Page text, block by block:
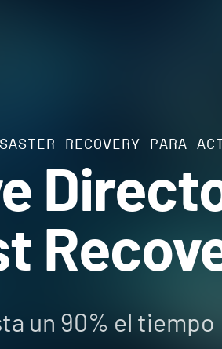
RECOVERY PARA
un 90% el tiempo